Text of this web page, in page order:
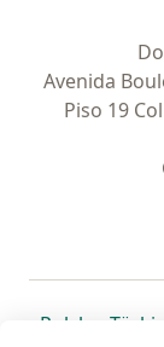
Avenida
Piso 19
Polska se
Türkiye